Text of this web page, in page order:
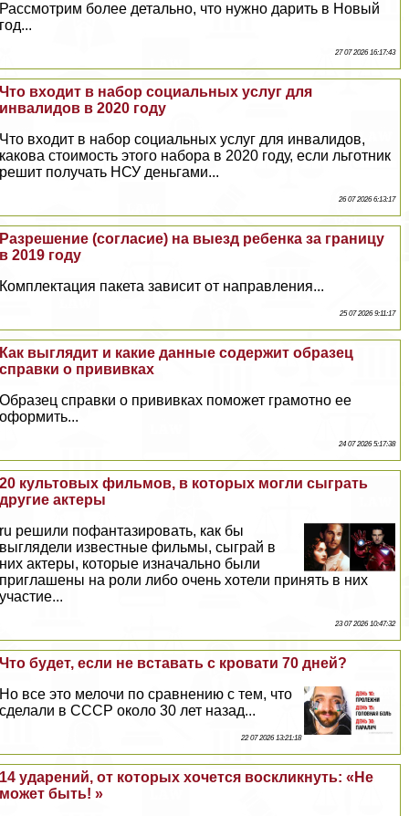
Рассмотрим более детально, что нужно дарить в Новый
год...
27 07 2026 16:17:43
Что входит в набор социальных услуг для
инвалидов в 2020 году
Что входит в набор социальных услуг для инвалидов,
какова стоимость этого набора в 2020 году, если льготник
решит получать НСУ деньгами...
26 07 2026 6:13:17
Разрешение (согласие) на выезд ребенка за границу
в 2019 году
Комплектация пакета зависит от направления...
25 07 2026 9:11:17
Как выглядит и какие данные содержит образец
справки о прививках
Образец справки о прививках поможет грамотно ее
оформить...
24 07 2026 5:17:38
20 культовых фильмов, в которых могли сыграть
другие актеры
ru решили пофантазировать, как бы
выглядели известные фильмы, сыграй в
них актеры, которые изначально были
приглашены на роли либо очень хотели принять в них
участие...
23 07 2026 10:47:32
Что будет, если не вставать с кровати 70 дней?
Но все это мелочи по сравнению с тем, что
сделали в СССР около 30 лет назад...
22 07 2026 13:21:18
14 ударений, от которых хочется воскликнуть: «Не
может быть! »